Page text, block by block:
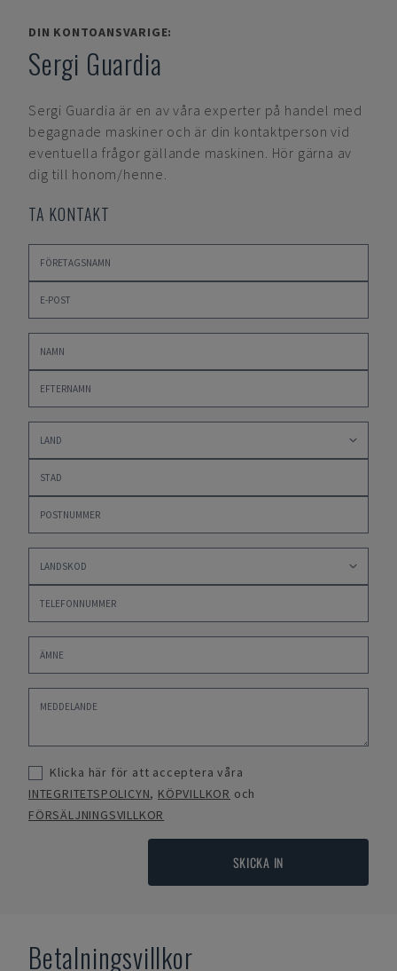
DIN KONTOANSVARIGE:
Sergi Guardia
Sergi Guardia är en av våra experter på handel med
begagnade maskiner och är din kontaktperson vid
eventuella frågor gällande maskinen. Hör gärna av
dig till honom/henne.
TA KONTAKT
Klicka här för att acceptera våra
INTEGRITETSPOLICYN, KÖPVILLKOR och
FÖRSÄLJNINGSVILLKOR
SKICKA IN
Betalningsvillkor